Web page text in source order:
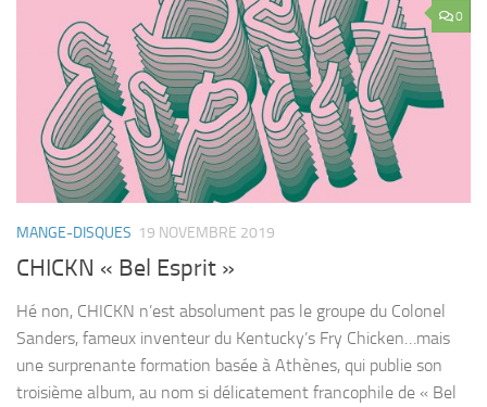
0
MANGE-DISQUES 19 NOVEMBRE 2019
CHICKN « Bel Esprit »
Hé non, CHICKN n’est absolument pas le groupe du Colonel
Sanders, fameux inventeur du Kentucky’s Fry Chicken…mais
une surprenante formation basée à Athènes, qui publie son
troisième album, au nom si délicatement francophile de « Bel